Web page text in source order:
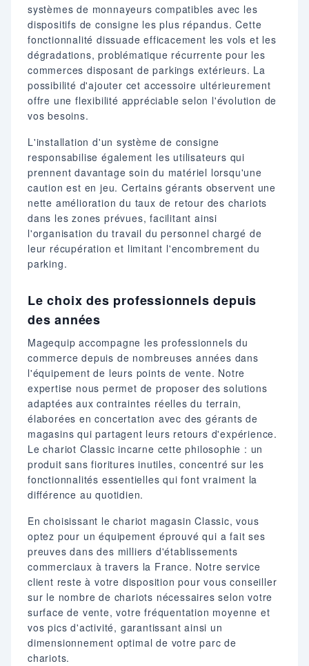
systèmes de monnayeurs compatibles avec les
dispositifs de consigne les plus répandus. Cette
fonctionnalité dissuade efficacement les vols et les
dégradations, problématique récurrente pour les
commerces disposant de parkings extérieurs. La
possibilité d'ajouter cet accessoire ultérieurement
offre une flexibilité appréciable selon l'évolution de
vos besoins.
L'installation d'un système de consigne
responsabilise également les utilisateurs qui
prennent davantage soin du matériel lorsqu'une
caution est en jeu. Certains gérants observent une
nette amélioration du taux de retour des chariots
dans les zones prévues, facilitant ainsi
l'organisation du travail du personnel chargé de
leur récupération et limitant l'encombrement du
parking.
Le choix des professionnels depuis
des années
Magequip accompagne les professionnels du
commerce depuis de nombreuses années dans
l'équipement de leurs points de vente. Notre
expertise nous permet de proposer des solutions
adaptées aux contraintes réelles du terrain,
élaborées en concertation avec des gérants de
magasins qui partagent leurs retours d'expérience.
Le chariot Classic incarne cette philosophie : un
produit sans fioritures inutiles, concentré sur les
fonctionnalités essentielles qui font vraiment la
différence au quotidien.
En choisissant le chariot magasin Classic, vous
optez pour un équipement éprouvé qui a fait ses
preuves dans des milliers d'établissements
commerciaux à travers la France. Notre service
client reste à votre disposition pour vous conseiller
sur le nombre de chariots nécessaires selon votre
surface de vente, votre fréquentation moyenne et
vos pics d'activité, garantissant ainsi un
dimensionnement optimal de votre parc de
chariots.